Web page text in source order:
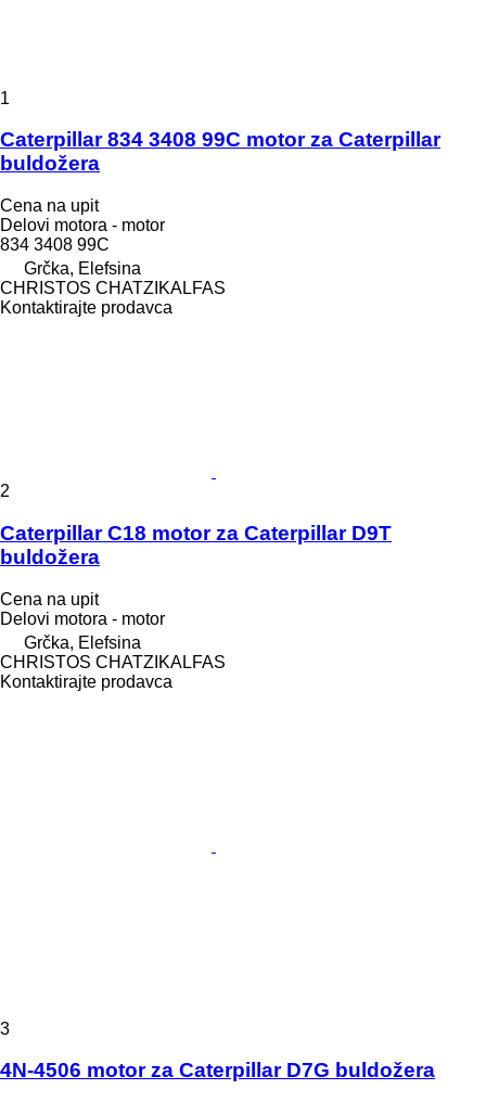
1
Caterpillar 834 3408 99C motor za Caterpillar
buldožera
Cena na upit
Delovi motora - motor
834 3408 99C
Grčka, Elefsina
CHRISTOS CHATZIKALFAS
Kontaktirajte prodavca
2
Caterpillar C18 motor za Caterpillar D9T
buldožera
Cena na upit
Delovi motora - motor
Grčka, Elefsina
CHRISTOS CHATZIKALFAS
Kontaktirajte prodavca
3
4N-4506 motor za Caterpillar D7G buldožera